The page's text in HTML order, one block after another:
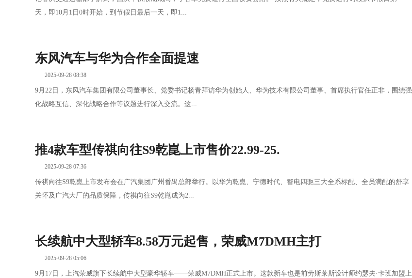
天，即10月1日0时开始，到节假日最后一天，即1...
东风汽车与华为合作全面提速
2025-09-28 08:38
9月22日，东风汽车集团有限公司董事长、党委书记杨青拜访华为创始人、华为技术有限公司董事、首席执行官任正非，围绕强
化战略互信、深化战略合作等议题进行深入交流。这...
推4款车型传祺向往S9乾崑上市售价22.99-25.
2025-09-28 07:36
传祺向往S9乾崑上市发布会在广汽集团广州番禺总部举行。以华为乾崑、宁德时代、智电四驱三大全系标配、全员满配的舒享
关怀及广汽大厂的品质保障，传祺向往S9乾崑成为2...
长续航中大型轿车8.58万元起售，荣威M7DMH主打
2025-09-28 05:06
9月17日，上汽荣威旗下长续航中大型豪华轿车——荣威M7DMH正式上市。这款新车也是前劳斯莱斯设计师约瑟夫·卡班加盟上